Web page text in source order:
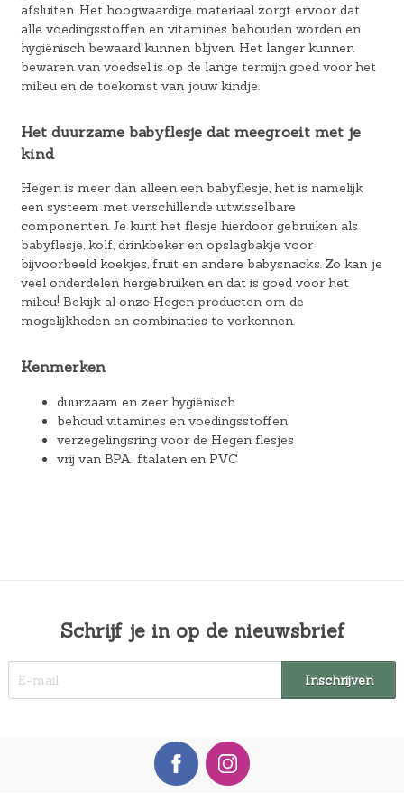
afsluiten. Het hoogwaardige materiaal zorgt ervoor dat
alle voedingsstoffen en vitamines behouden worden en
hygiënisch bewaard kunnen blijven. Het langer kunnen
bewaren van voedsel is op de lange termijn goed voor het
milieu en de toekomst van jouw kindje.
Het duurzame babyflesje dat meegroeit met je
kind
Hegen is meer dan alleen een babyflesje, het is namelijk
een systeem met verschillende uitwisselbare
componenten. Je kunt het flesje hierdoor gebruiken als
babyflesje, kolf, drinkbeker en opslagbakje voor
bijvoorbeeld koekjes, fruit en andere babysnacks. Zo kan je
veel onderdelen hergebruiken en dat is goed voor het
milieu! Bekijk al onze Hegen producten om de
mogelijkheden en combinaties te verkennen.
Kenmerken
duurzaam en zeer hygiënisch
behoud vitamines en voedingsstoffen
verzegelingsring voor de Hegen flesjes
vrij van BPA, ftalaten en PVC
Schrijf je in op de nieuwsbrief